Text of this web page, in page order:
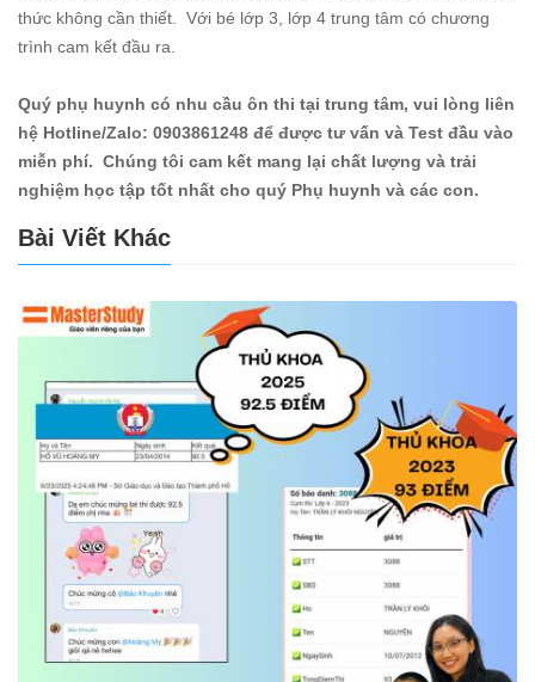
thức không cần thiết. Với bé lớp 3, lớp 4 trung tâm có chương
trình cam kết đầu ra.
Quý phụ huynh có nhu cầu ôn thi tại trung tâm, vui lòng liên
hệ Hotline/Zalo: 0903861248 để được tư vấn và Test đầu vào
miễn phí. Chúng tôi cam kết mang lại chất lượng và trải
nghiệm học tập tốt nhất cho quý Phụ huynh và các con.
Bài Viết Khác